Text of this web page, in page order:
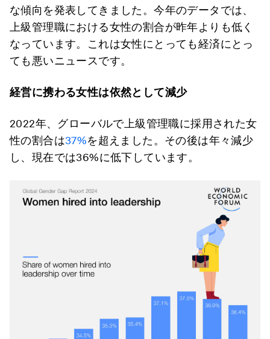
な傾向を発表してきました。今年のデータでは、
上級管理職における女性の割合が昨年よりも低く
なっています。これは女性にとっても経済にとっ
ても悪いニュースです。
経営に携わる女性は依然として減少
2022年、グローバルで上級管理職に採用された女
性の割合は37%を超えました。その後は年々減少
し、現在では36%に低下しています。